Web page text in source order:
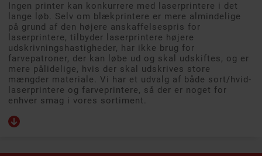
Ingen printer kan konkurrere med laserprintere i det
lange løb. Selv om blækprintere er mere almindelige
på grund af den højere anskaffelsespris for
laserprintere, tilbyder laserprintere højere
udskrivningshastigheder, har ikke brug for
farvepatroner, der kan løbe ud og skal udskiftes, og er
mere pålidelige, hvis der skal udskrives store
mængder materiale. Vi har et udvalg af både sort/hvid-
laserprintere og farveprintere, så der er noget for
enhver smag i vores sortiment.